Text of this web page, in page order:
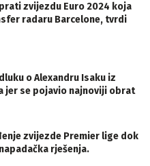
zvijezdu Euro 2024 koja
radaru Barcelone, tvrdi
o Alexandru Isaku iz
jer se pojavio najnoviji obrat
zvijezde Premier lige dok
rješenja.